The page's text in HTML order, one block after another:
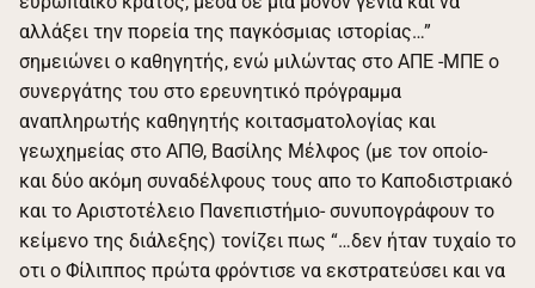
αλλάξει την πορεία της παγκόσμιας ιστορίας…”
σημειώνει ο καθηγητής, ενώ μιλώντας στο ΑΠΕ -ΜΠΕ ο
συνεργάτης του στο ερευνητικό πρόγραμμα
αναπληρωτής καθηγητής κοιτασματολογίας και
γεωχημείας στο ΑΠΘ, Βασίλης Μέλφος (με τον οποίο-
και δύο ακόμη συναδέλφους τους απο το Καποδιστριακό
και το Αριστοτέλειο Πανεπιστήμιο- συνυπογράφουν το
κείμενο της διάλεξης) τονίζει πως “…δεν ήταν τυχαίο το
οτι ο Φίλιππος πρώτα φρόντισε να εκστρατεύσει και να